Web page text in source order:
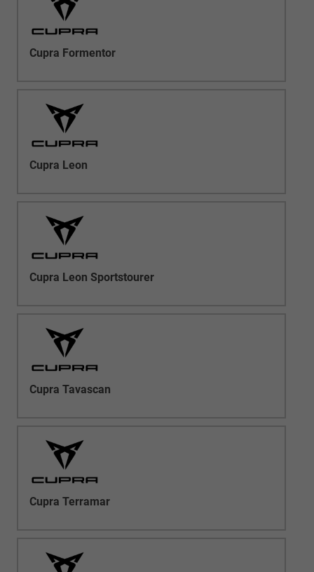
Cupra Formentor
Cupra Leon
Cupra Leon Sportstourer
Cupra Tavascan
Cupra Terramar